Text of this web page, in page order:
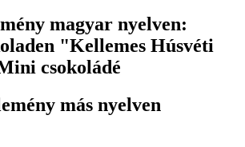
magyar nyelven:
"Kellemes Húsvéti
csokoládé
más nyelven